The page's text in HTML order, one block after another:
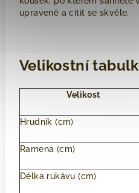
upraveně a cítit se skvěle.
Velikostní
Velikost
Hrudník (cm)
Ramena (cm)
Délka rukávu (cm)